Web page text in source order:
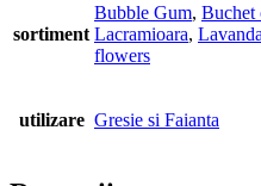
sortiment
Bubble Gum, Buchet
Lacramioara,
flowers
utilizare Gresie si Faianta